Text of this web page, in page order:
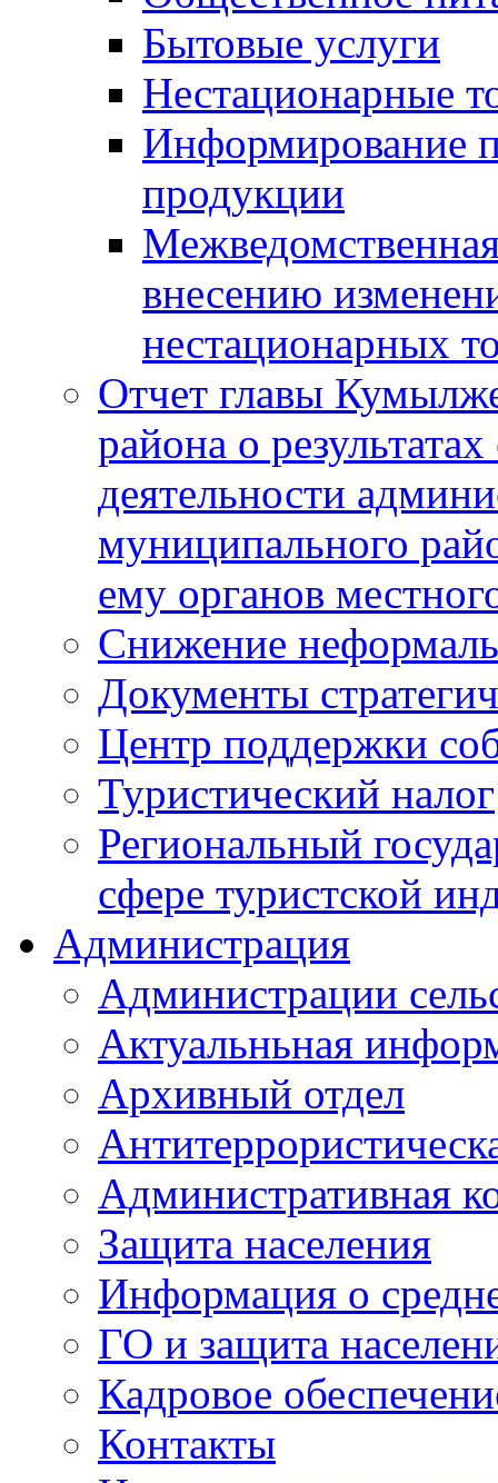
Бытовые услуги
Нестационарные
Информирование
продукции
внесению
нестационарных
Отчет главы
района о
деятельности
муниципального
ему органов
Снижение
Документы
Центр поддержки
Туристический налог
Региональный
сфере туристской
Администрация
Администрации
Актуальньная
Архивный отдел
Административная
Защита населения
Информация о
ГО и защита
Кадровое
Контакты